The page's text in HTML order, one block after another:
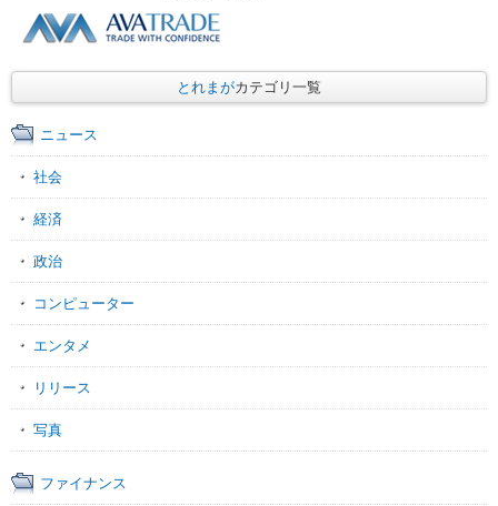
とれまがカテゴリ一覧
ニュース
社会
経済
政治
コンピューター
エンタメ
リリース
写真
ファイナンス